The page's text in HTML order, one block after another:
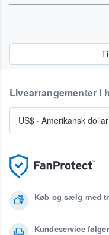
Køb og sælg med
Kundeservice
Livearrangementer i
US$ · Amerikansk dollar